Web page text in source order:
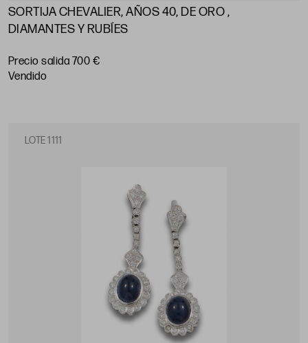
SORTIJA CHEVALIER, AÑOS 40, DE ORO ,
DIAMANTES Y RUBÍES
Precio salida 700 €
vendido
LOTE 1111